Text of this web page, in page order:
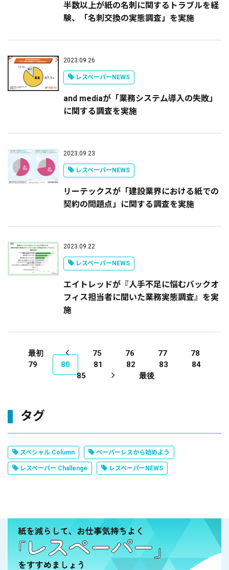
半数以上が紙の名刺に関するトラブルを経
験、「名刺交換の実態調査」を実施
2023.09.26
レスペーパーNEWS
and mediaが「業務システム導入の失敗」
に関する調査を実施
2023.09.23
レスペーパーNEWS
リーテックスが「建設業界における紙での
契約の問題点」に関する調査を実施
2023.09.22
レスペーパーNEWS
エイトレッドが『人手不足に悩むバックオ
フィス担当者に聞いた業務実態調査』を実
施
最初 75 76 77
78
79
80 81 82 83
84
85
最後
タグ
スペシャル Column ペーパーレスから始めよう
レスペーパー Challenge レスペーパーNEWS